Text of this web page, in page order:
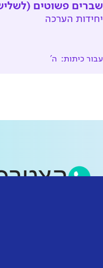
שברים פשוטים
יחידות הערכה
עבור כיתות: ה'